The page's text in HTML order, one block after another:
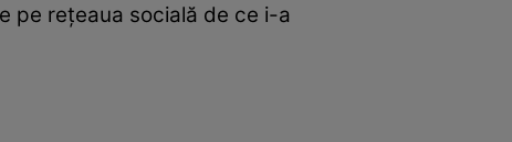
pe rețeaua socială de ce i-a